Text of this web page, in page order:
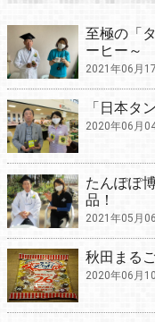
至極の「
ーヒー～
2021年06月
「日本タ
2020年06月
たんぽぽ
品！
2021年05月
秋田まる
2020年06月